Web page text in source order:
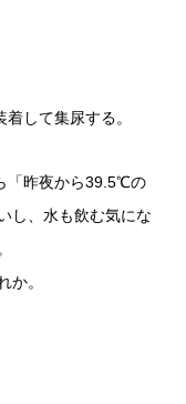
して集尿する。
「昨夜から39.5℃の
し、水も飲む気にな
か。